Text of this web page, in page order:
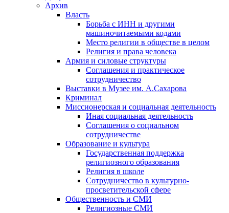
Архив
Власть
Борьба с ИНН и другими
машиночитаемыми кодами
Место религии в обществе в целом
Религия и права человека
Армия и силовые структуры
Соглашения и практическое
сотрудничество
Выставки в Музее им. А.Сахарова
Криминал
Миссионерская и социальная деятельность
Иная социальная деятельность
Соглашения о социальном
сотрудничестве
Образование и культура
Государственная поддержка
религиозного образования
Религия в школе
Сотрудничество в культурно-
просветительской сфере
Общественность и СМИ
Религиозные СМИ